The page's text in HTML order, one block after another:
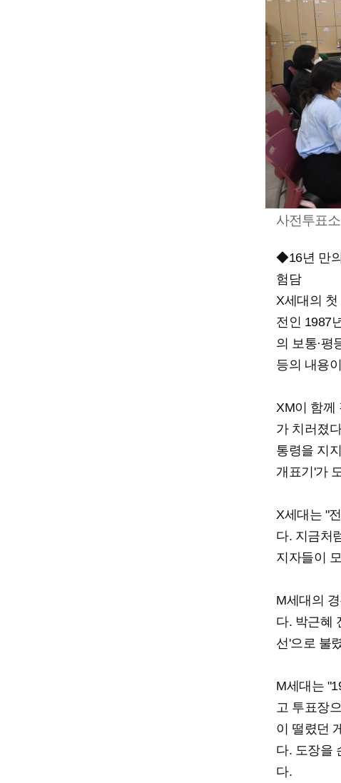
사전투표
◆16년 만
험담
X세대의 첫
전인 1987
의 보통·평
등의 내용
XM이 함께
가 치러졌
통령을 지
개표기'가
X세대는 "
다. 지금처
지자들이
M세대의
다. 박근혜
선'으로 불
M세대는
고 투표장
이 떨렸던
다. 도장을
다.